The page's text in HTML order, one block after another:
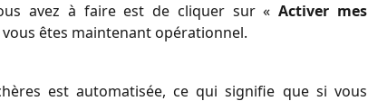
avez à faire est de cliquer sur « Activer mes
vous êtes maintenant opérationnel.
est automatisée, ce qui signifie que si vous